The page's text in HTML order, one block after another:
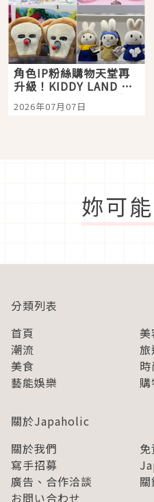
角色IP粉絲購物天堂再
升級！KIDDY LAND 原
宿店吉伊卡哇迎客，新
開幕 OMOKADO 店3分
2026年07月07日
妳可
分類列表
首頁
潮流
旅
美食
時
藝能娛樂
關於Japaholic
關於我們
寫手招募
廣告、合作洽談
お問い合わせ